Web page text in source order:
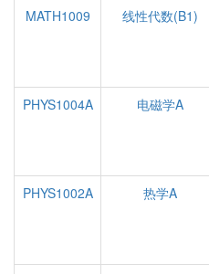
MATH1009
线性代数(B1)
PHYS1004A
电磁学A
PHYS1002A
热学A